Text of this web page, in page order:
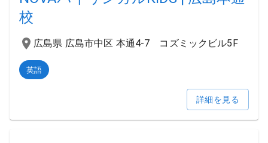
校
広島県 広島市中区 本通4-7 コズミックビル5F
英語
詳細を見る